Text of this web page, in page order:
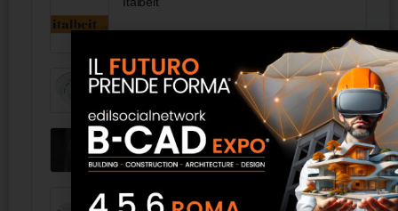
Serie FL LEAN 2B Linea RETAIL
Skin Artesia
Segnaletica tattile Triflex